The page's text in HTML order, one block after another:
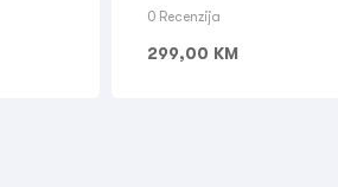
0 Recenzija
299,00 KM